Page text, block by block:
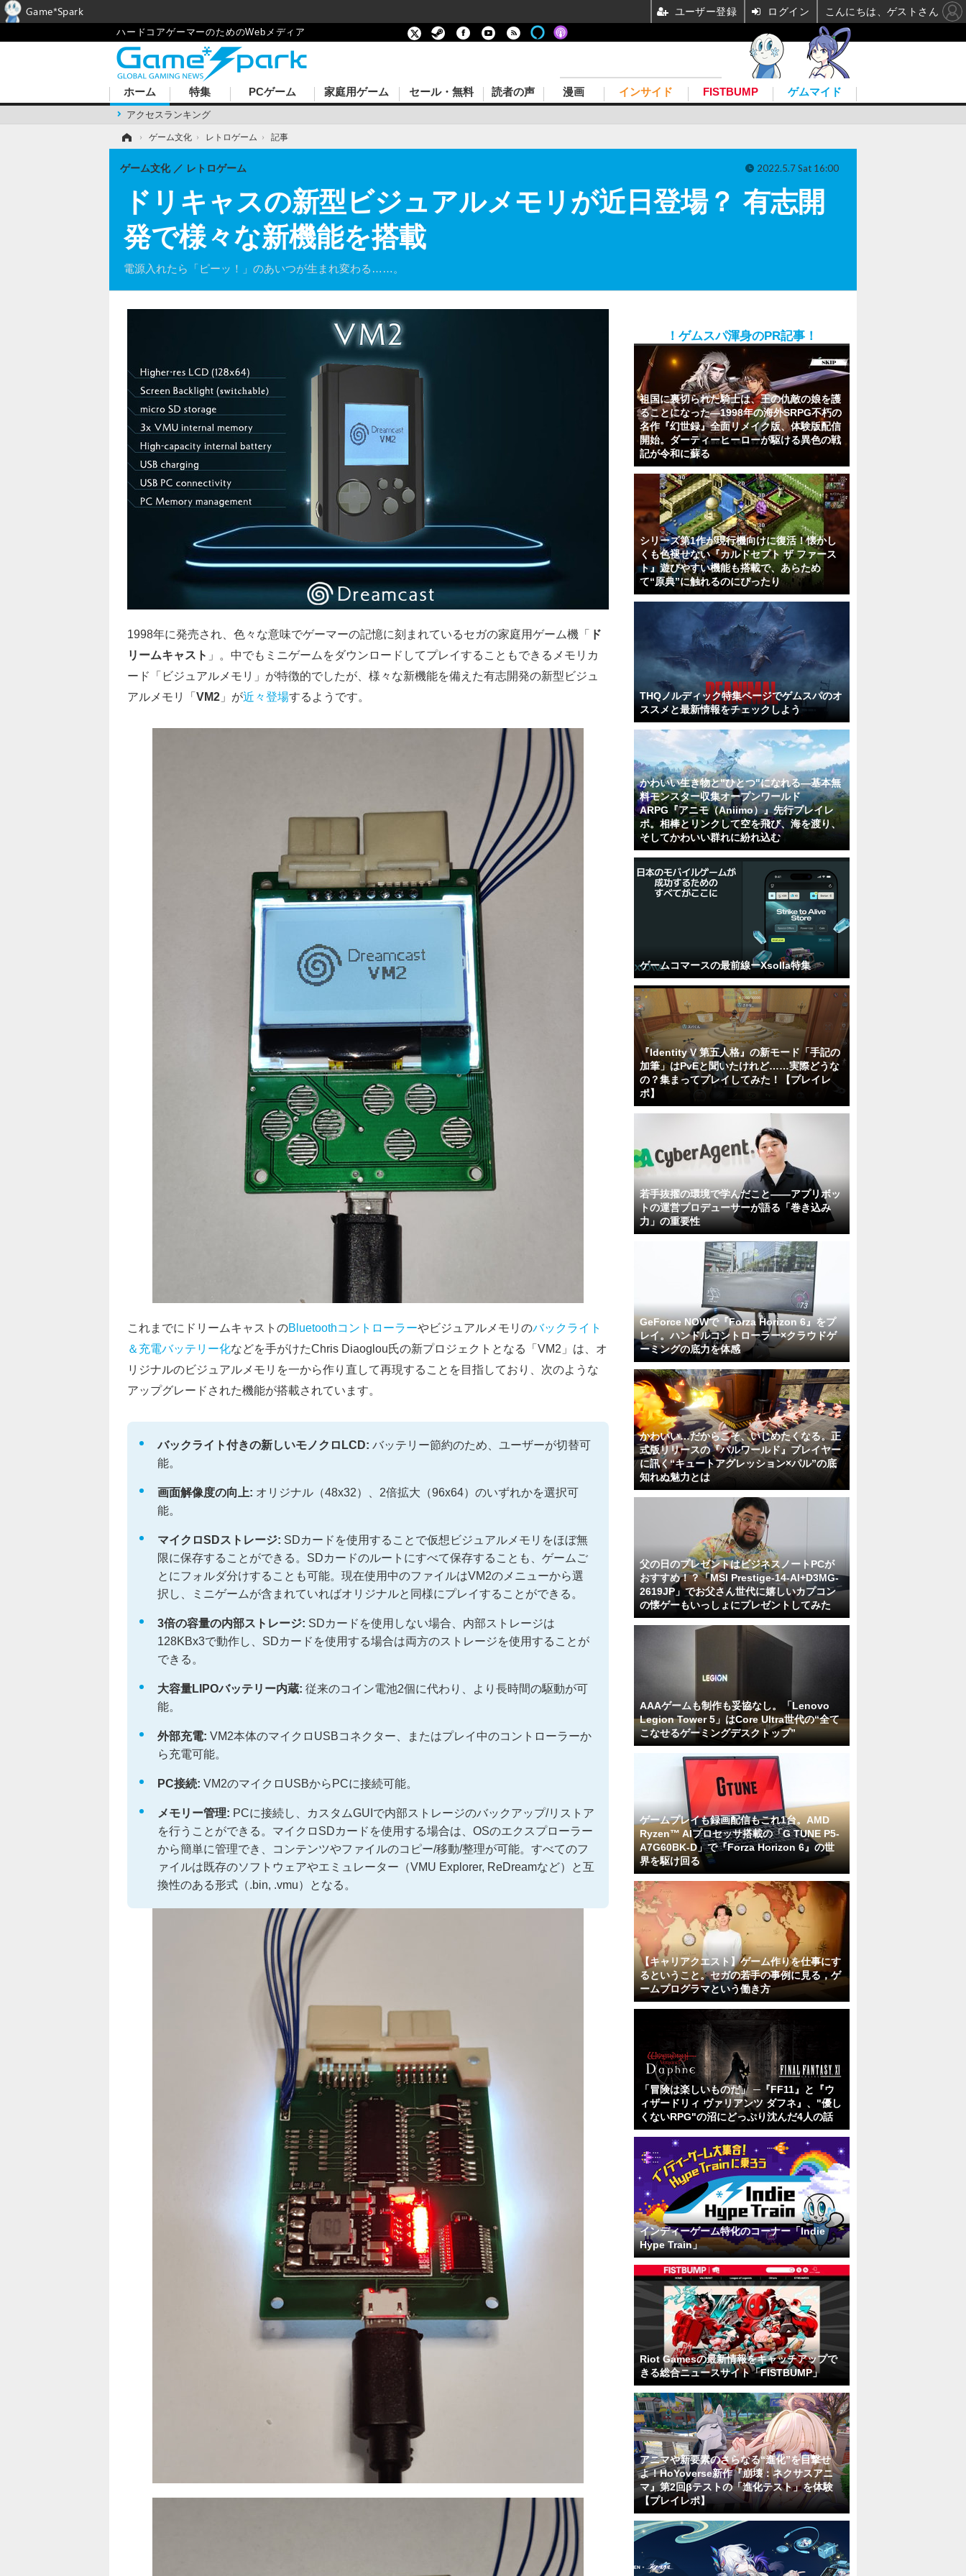
ハードコアゲーマーのためのWebメディア
ホーム
アクセスランキング
特集 PCゲーム 家庭用ゲーム セール・無料 読者の声 漫画 インサイド FISTBUMP ゲムマイド
› ゲーム文化 › レトロゲーム › 記事
ドリキャスの新型ビジュアルメモリが近日登場？ 有志開
発で様々な新機能を搭載
電源入れたら「ピーッ！」のあいつが生まれ変わる……。
ゲーム文化 レトロゲーム 2022.5.7 Sat 16:00
1998年に発売され、色々な意味でゲーマーの記憶に刻まれているセガの家庭用ゲーム機「 ド
リームキャスト 」。中でもミニゲームをダウンロードしてプレイすることもできるメモリカ
ード「ビジュアルメモリ」が特徴的でしたが、様々な新機能を備えた有志開発の新型ビジュ
アルメモリ「VM2 」が近々登場するようです。
これまでにドリームキャストのBluetoothコントローラーやビジュアルメモリのバックライト
＆充電バッテリー化などを手がけたChris Diaoglou氏の新プロジェクトとなる「VM2」は、オ
リジナルのビジュアルメモリを一から作り直して再現することを目指しており、次のような
アップグレードされた機能が搭載されています。
バックライト付きの新しいモノクロLCD: バッテリー節約のため、ユーザーが切替可
能。
画面解像度の向上: オリジナル（48x32）、2倍拡大（96x64）のいずれかを選択可
能。
マイクロSDストレージ: SDカードを使用することで仮想ビジュアルメモリをほぼ無
限に保存することができる。SDカードのルートにすべて保存することも、ゲームご
とにフォルダ分けすることも可能。現在使用中のファイルはVM2のメニューから選
択し、ミニゲームが含まれていればオリジナルと同様にプレイすることができる。
3倍の容量の内部ストレージ: SDカードを使用しない場合、内部ストレージは
128KBx3で動作し、SDカードを使用する場合は両方のストレージを使用することが
できる。
大容量LIPOバッテリー内蔵: 従来のコイン電池2個に代わり、より長時間の駆動が可
能。
外部充電: VM2本体のマイクロUSBコネクター、またはプレイ中のコントローラーか
ら充電可能。
PC接続: VM2のマイクロUSBからPCに接続可能。
メモリー管理: PCに接続し、カスタムGUIで内部ストレージのバックアップ/リストア
を行うことができる。マイクロSDカードを使用する場合は、OSのエクスプローラー
から簡単に管理でき、コンテンツやファイルのコピー/移動/整理が可能。すべてのフ
ァイルは既存のソフトウェアやエミュレーター（VMU Explorer, ReDreamなど）と互
換性のある形式（.bin, .vmu）となる。
！ゲムスパ渾身のPR記事！
祖国に裏切られた騎士は、王の仇敵の娘を護
ることになった―1998年の海外SRPG不朽の
名作『幻世録』全面リメイク版、体験版配信
開始。ダーティーヒーローが駆ける異色の戦
記が令和に蘇る
シリーズ第1作が現行機向けに復活！懐かし
くも色褪せない『カルドセプト ザ ファース
ト』遊びやすい機能も搭載で、あらため
て“原典”に触れるのにぴったり
THQノルディック特集ページでゲムスパのオ
ススメと最新情報をチェックしよう
かわいい生き物と"ひとつ"になれる―基本無
料モンスター収集オープンワールド
ARPG『アニモ（Aniimo）』先行プレイレ
ポ。相棒とリンクして空を飛び、海を渡り、
そしてかわいい群れに紛れ込む
ゲームコマースの最前線ーXsolla特集
『Identity V 第五人格』の新モード「手記の
加筆」はPvEと聞いたけれど……実際どうな
の？集まってプレイしてみた！【プレイレ
ポ】
若手抜擢の環境で学んだこと――アプリボッ
トの運営プロデューサーが語る「巻き込み
力」の重要性
GeForce NOWで『Forza Horizon 6』をプ
レイ。ハンドルコントローラー×クラウドゲ
ーミングの底力を体感
かわいい…だからこそ、いじめたくなる。正
式版リリースの『パルワールド』プレイヤー
に訊く“キュートアグレッション×パル”の底
知れぬ魅力とは
父の日のプレゼントはビジネスノートPCが
おすすめ！？「MSI Prestige-14-AI+D3MG-
2619JP」でお父さん世代に嬉しいカプコン
の懐ゲーもいっしょにプレゼントしてみた
AAAゲームも制作も妥協なし。「Lenovo
Legion Tower 5」はCore Ultra世代の“全て
こなせるゲーミングデスクトップ”
ゲームプレイも録画配信もこれ1台。AMD
Ryzen™ AIプロセッサ搭載の「G TUNE P5-
A7G60BK-D」で『Forza Horizon 6』の世
界を駆け回る
【キャリアクエスト】ゲーム作りを仕事にす
るということ。セガの若手の事例に見る，ゲ
ームプログラマという働き方
「冒険は楽しいものだ」 ─『FF11』と『ウ
ィザードリィ ヴァリアンツ ダフネ』、"優し
くないRPG"の沼にどっぷり沈んだ4人の話
インディーゲーム特化のコーナー「Indie
Hype Train」
Riot Gamesの最新情報をキャッチアップで
きる総合ニュースサイト「FISTBUMP」
アニマや新要素のさらなる“進化”を目撃せ
よ！HoYoverse新作『崩壊：ネクサスアニ
マ』第2回βテストの「進化テスト」を体験
【プレイレポ】
Game*Spark ユーザー登録 ログイン こんにちは、ゲストさん